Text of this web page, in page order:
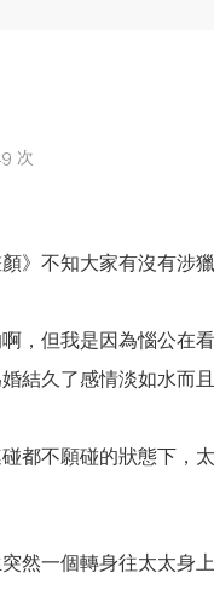
次
》不知大家有沒有涉
，但我是因為惱公在
結久了感情淡如水而
都不願碰的狀態下，
然一個轉身往太太身